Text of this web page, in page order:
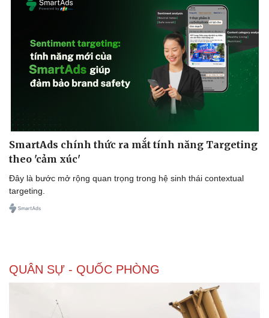
SmartAds chính thức ra mắt tính năng Targeting
theo 'cảm xúc'
Đây là bước mở rộng quan trọng trong hệ sinh thái contextual
targeting.
QUÂN SỰ - QUỐC PHÒNG